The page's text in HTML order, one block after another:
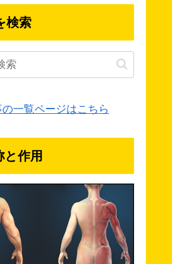
検索
一覧ページはこちら
と作用